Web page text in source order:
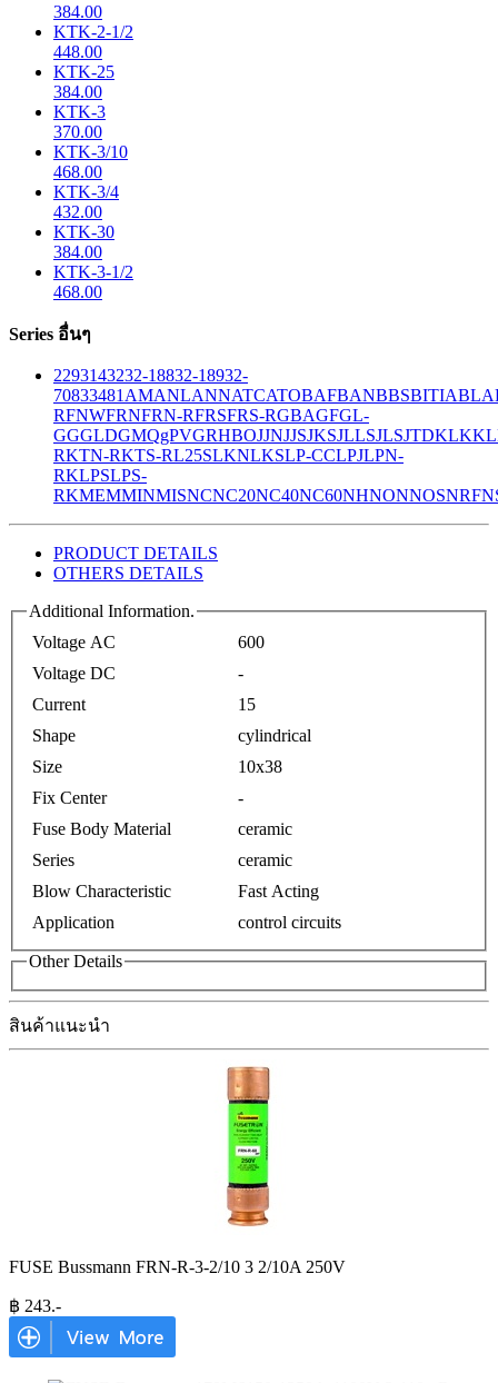
384.00
KTK-2-1/2
448.00
KTK-25
384.00
KTK-3
370.00
KTK-3/10
468.00
KTK-3/4
432.00
KTK-30
384.00
KTK-3-1/2
468.00
Series อื่นๆ
2293143232-18832-18932-
70833481 AMANLANNATCATOBAFBANBBSBITIABLA
RFNWFRNFRN-RFRSFRS-RGBAGFGL-
GGGLDGMQgPVGRHBOJJNJJSJKSJLLSJLSJTDKLK
RKTN-RKTS-RL25SLKNLKSLP-CCLPJLPN-
RKLPSLPS-
RKMEMMINMISNCNC20NC40NC60NHNONNOSNRF
PRODUCT DETAILS
OTHERS DETAILS
Additional Information.
Voltage AC
600
Voltage DC
-
Current
15
Shape
cylindrical
Size
10x38
Fix Center
-
Fuse Body Material
ceramic
Series
ceramic
Blow Characteristic
Fast Acting
Application
control circuits
Other Details
สินค้าแนะนำ
FUSE Bussmann FRN-R-3-2/10 3 2/10A 250V
฿ 243.-